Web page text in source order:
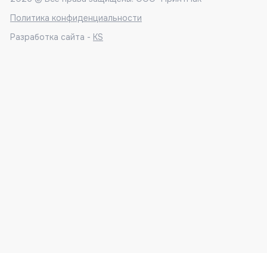
Политика конфиденциальности
Разработка сайта - KS